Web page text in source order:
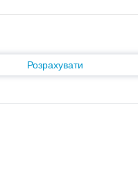
Розрахувати